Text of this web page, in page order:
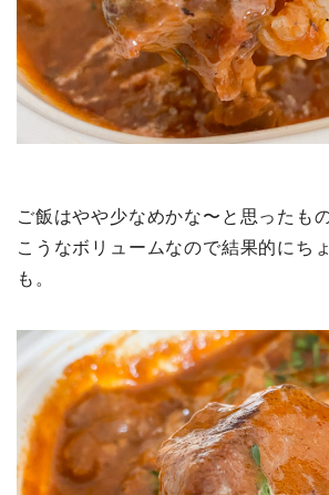
ご飯はやや少なめかな〜と思ったも
こうなボリュームなので結果的にち
も。